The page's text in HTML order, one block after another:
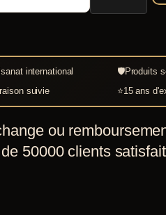
Epée
5
lobes
Xème
siècle
Ver.
Regulière
international 🛡Produits
suivie ⭐15 ans
ou
50000 clients